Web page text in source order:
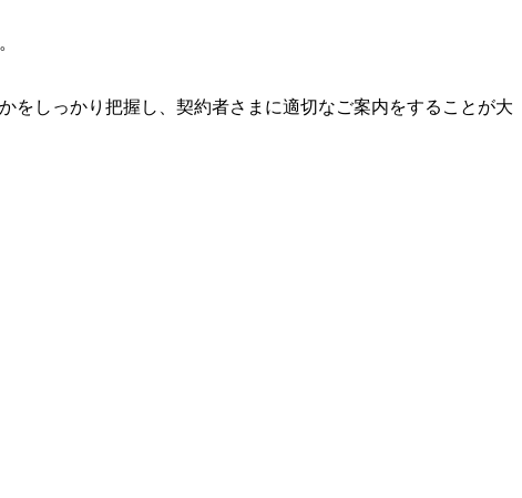
をしっかり把握し、契約者さまに適切なご案内をすることが大